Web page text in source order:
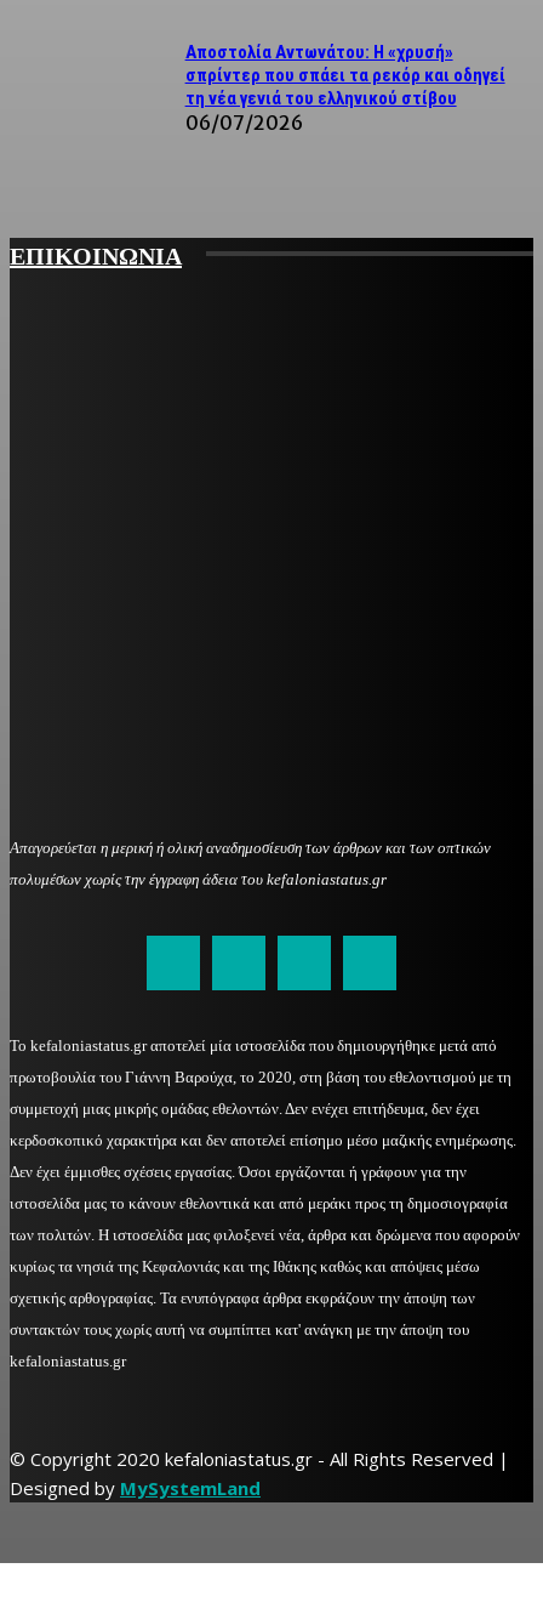
Αποστολία Αντωνάτου: Η «χρυσή»
σπρίντερ που σπάει τα ρεκόρ και οδηγεί
τη νέα γενιά του ελληνικού στίβου
06/07/2026
ΕΠΙΚΟΙΝΩΝΙΑ
Απαγορεύεται η μερική ή ολική αναδημοσίευση των άρθρων και των οπτικών
πολυμέσων χωρίς την έγγραφη άδεια του kefaloniastatus.gr
Το kefaloniastatus.gr αποτελεί μία ιστοσελίδα που δημιουργήθηκε μετά από
πρωτοβουλία του Γιάννη Βαρούχα, το 2020, στη βάση του εθελοντισμού με τη
συμμετοχή μιας μικρής ομάδας εθελοντών. Δεν ενέχει επιτήδευμα, δεν έχει
κερδοσκοπικό χαρακτήρα και δεν αποτελεί επίσημο μέσο μαζικής ενημέρωσης.
Δεν έχει έμμισθες σχέσεις εργασίας. Όσοι εργάζονται ή γράφουν για την
ιστοσελίδα μας το κάνουν εθελοντικά και από μεράκι προς τη δημοσιογραφία
των πολιτών. Η ιστοσελίδα μας φιλοξενεί νέα, άρθρα και δρώμενα που αφορούν
κυρίως τα νησιά της Κεφαλονιάς και της Ιθάκης καθώς και απόψεις μέσω
σχετικής αρθογραφίας. Τα ενυπόγραφα άρθρα εκφράζουν την άποψη των
συντακτών τους χωρίς αυτή να συμπίπτει κατ' ανάγκη με την άποψη του
kefaloniastatus.gr
© Copyright 2020 kefaloniastatus.gr - All Rights Reserved |
Designed by MySystemLand